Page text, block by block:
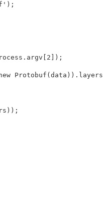
' );
. argv 2 ]);
Protobuf ( data )). layers
));